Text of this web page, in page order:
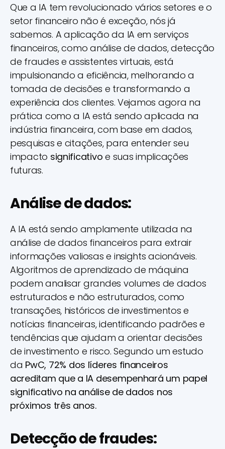
Que a IA tem revolucionado vários setores e o
setor financeiro não é exceção, nós já
sabemos. A aplicação da IA em serviços
financeiros, como análise de dados, detecção
de fraudes e assistentes virtuais, está
impulsionando a eficiência, melhorando a
tomada de decisões e transformando a
experiência dos clientes. Vejamos agora na
prática como a IA está sendo aplicada na
indústria financeira, com base em dados,
pesquisas e citações, para entender seu
impacto significativoe suas implicações
futuras.
Análise de dados:
A IA está sendo amplamente utilizada na
análise de dados financeiros para extrair
informações valiosas e insights acionáveis.
Algoritmos de aprendizado de máquina
podem analisar grandes volumes de dados
estruturados e não estruturados, como
transações, históricos de investimentos e
notícias financeiras, identificando padrões e
tendências que ajudam a orientar decisões
de investimento e risco. Segundo um estudo
da PwC, 72% dos líderes financeiros
acreditam que a IA desempenhará um papel
significativo na análise de dados nos
próximos três anos.
Detecção de fraudes: